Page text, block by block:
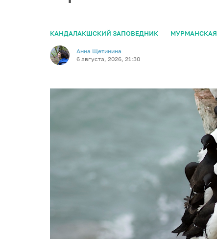
КАНДАЛАКШСКИЙ ЗАПОВЕДНИК
Анна Щетинина
6 августа, 2026, 21:30